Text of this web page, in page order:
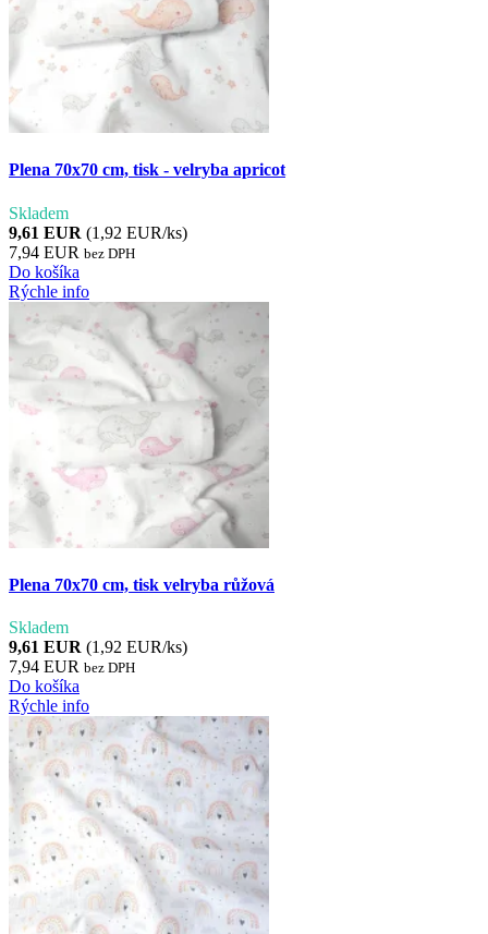
Plena 70x70 cm, tisk - velryba apricot
Skladem
9,61 EUR (1,92 EUR/ks)
7,94 EUR bez DPH
Do košíka
Rýchle info
Plena 70x70 cm, tisk velryba růžová
Skladem
9,61 EUR (1,92 EUR/ks)
7,94 EUR bez DPH
Do košíka
Rýchle info